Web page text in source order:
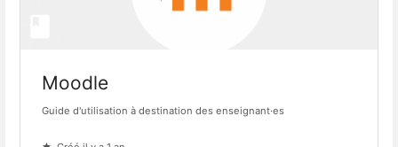
Moodle
Guide d'utilisation à destination des enseignant·es